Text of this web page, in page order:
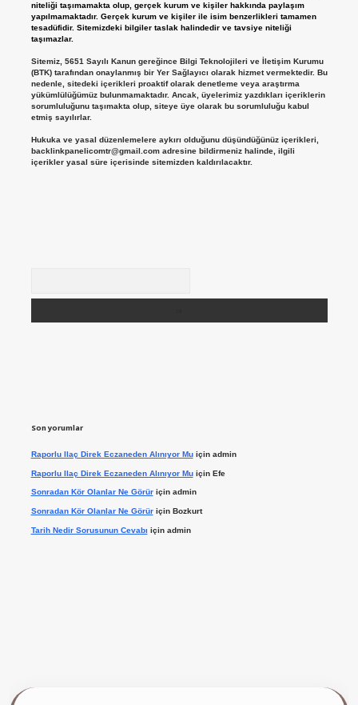
niteliği taşımamakta olup, gerçek kurum ve kişiler hakkında paylaşım
yapılmamaktadır. Gerçek kurum ve kişiler ile isim benzerlikleri tamamen
tesadüfidir. Sitemizdeki bilgiler taslak halindedir ve tavsiye niteliği
taşımazlar.
Sitemiz, 5651 Sayılı Kanun gereğince Bilgi Teknolojileri ve İletişim Kurumu
(BTK) tarafından onaylanmış bir Yer Sağlayıcı olarak hizmet vermektedir. Bu
nedenle, sitedeki içerikleri proaktif olarak denetleme veya araştırma
yükümlülüğümüz bulunmamaktadır. Ancak, üyelerimiz yazdıkları içeriklerin
sorumluluğunu taşımakta olup, siteye üye olarak bu sorumluluğu kabul
etmiş sayılırlar.
Hukuka ve yasal düzenlemelere aykırı olduğunu düşündüğünüz içerikleri,
backlinkpanelicomtr@gmail.comadresine bildirmeniz halinde, ilgili
içerikler yasal süre içerisinde sitemizden kaldırılacaktır.
Son yorumlar
Raporlu Ilaç Direk Eczaneden Alınıyor Muiçin admin
Raporlu Ilaç Direk Eczaneden Alınıyor Muiçin Efe
Sonradan Kör Olanlar Ne Görüriçin admin
Sonradan Kör Olanlar Ne Görüriçin Bozkurt
Tarih Nedir Sorusunun Cevabı için admin